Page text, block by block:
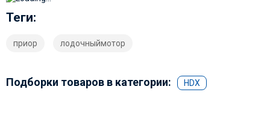
Теги:
приор лодочныймотор
Подборки товаров в категории: HDX